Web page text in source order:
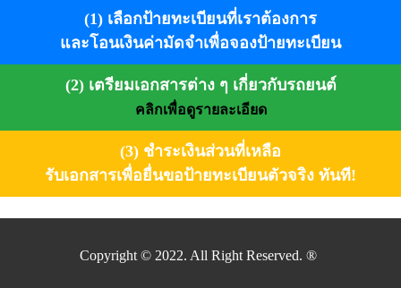
(1) เลือกป้ายทะเบียนที่เราต้องการ
และโอนเงินค่ามัดจำเพื่อจองป้ายทะเบียน
(2) เตรียมเอกสารต่าง ๆ เกี่ยวกับรถยนต์
คลิกเพื่อดูรายละเอียด
(3) ชำระเงินส่วนที่เหลือ
รับเอกสารเพื่อยื่นขอป้ายทะเบียนตัวจริง ทันที!
Copyright © 2022. All Right Reserved. ®